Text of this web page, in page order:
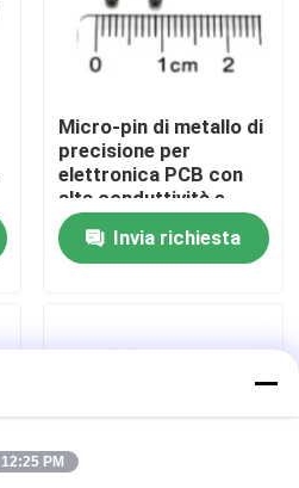
Micro-pin di metallo di
precisione per
elettronica PCB con
alta conduttività e
diametro di 0,2 mm in
geometria
personalizzabile
Invia richiesta
12:25 PM